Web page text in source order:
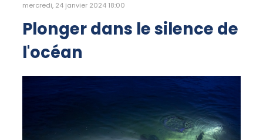
mercredi, 24 janvier 2024 18:00
Plonger dans le silence de
l'océan